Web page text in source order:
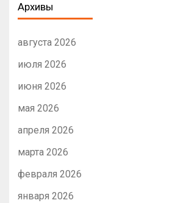
Архивы
августа 2026
июля 2026
июня 2026
мая 2026
апреля 2026
марта 2026
февраля 2026
января 2026